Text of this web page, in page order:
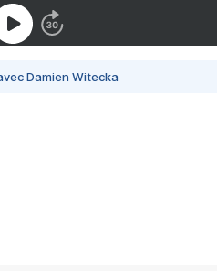
Damien Witecka